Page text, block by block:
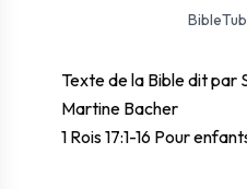
Texte de la Bible dit par
Martine Bacher
1 Rois 17:1-16 Pour